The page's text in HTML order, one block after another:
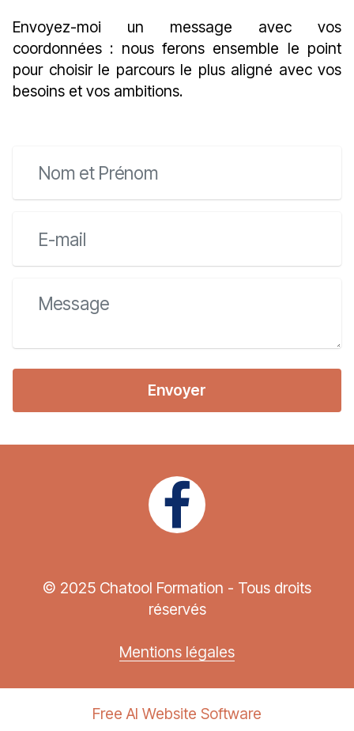
Envoyez-moi un message avec vos
coordonnées : nous ferons ensemble le point
pour choisir le parcours le plus aligné avec vos
besoins et vos ambitions.
Envoyer
© 2025 Chatool Formation - Tous droits
réservés
Mentions légales
Free AI Website Software